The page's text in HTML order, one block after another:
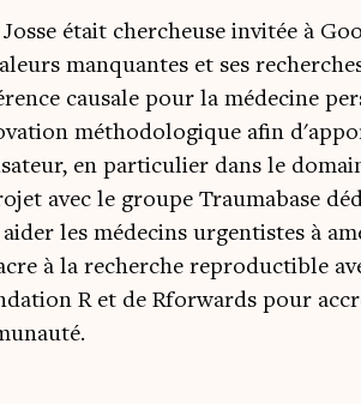
était chercheuse invitée à
manquantes et ses
causale pour la médecine
méthodologique afin
en particulier dans le
avec le groupe Traumabase
les médecins urgentistes à
à la recherche reproductible
R et de Rforwards pour